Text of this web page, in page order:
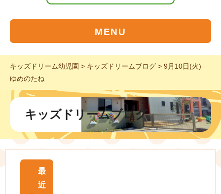
MENU
キッズドリーム幼児園 > キッズドリームブログ > 9月10日(火)
ゆめのたね
キッズドリームブログ
最
近